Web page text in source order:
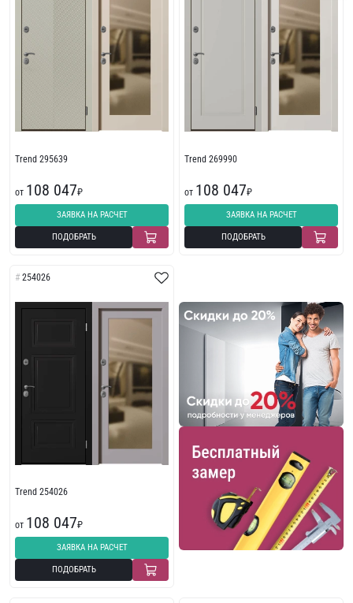
Trend 295639
от 108 047₽
ЗАЯВКА НА РАСЧЕТ
ПОДОБРАТЬ
Trend 269990
от 108 047₽
ЗАЯВКА НА РАСЧЕТ
ПОДОБРАТЬ
254026
Trend 254026
от 108 047₽
ЗАЯВКА НА РАСЧЕТ
ПОДОБРАТЬ